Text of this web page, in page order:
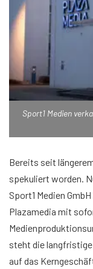
Sport1 Medien
Bereits seit
spekuliert worden.
Sport1 Medien
Plazamedia mit
steht die langfristige
auf das